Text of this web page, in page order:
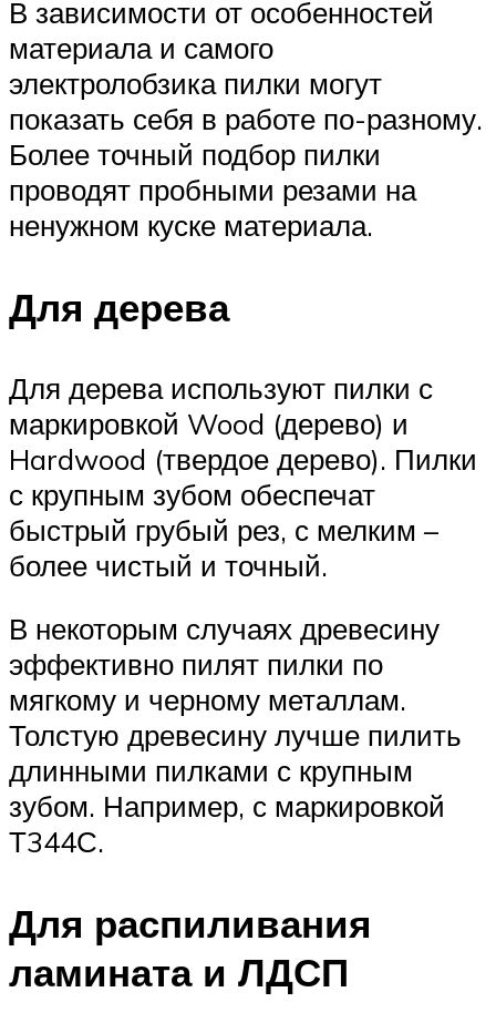
В зависимости от особенностей
материала и самого
электролобзика пилки могут
показать себя в работе по-разному.
Более точный подбор пилки
проводят пробными резами на
ненужном куске материала.
Для дерева
Для дерева используют пилки с
маркировкой Wood (дерево) и
Hardwood (твердое дерево). Пилки
с крупным зубом обеспечат
быстрый грубый рез, с мелким –
более чистый и точный.
В некоторым случаях древесину
эффективно пилят пилки по
мягкому и черному металлам.
Толстую древесину лучше пилить
длинными пилками с крупным
зубом. Например, с маркировкой
Т344С.
Для распиливания
ламината и ЛДСП